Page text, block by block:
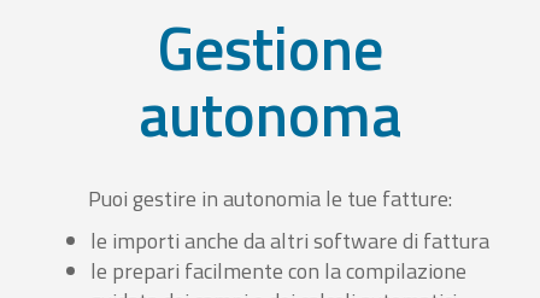
Gestione
autonoma
Puoi gestire in autonomia le tue fatture:
le importi anche da altri software di fattura
le prepari facilmente con la compilazione